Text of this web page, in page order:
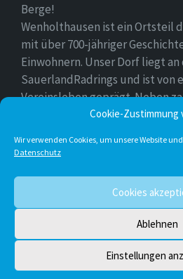
Cookie-Zustimmung
Wir verwenden Cookies, um unsere Website
Datenschutz
Cookies
Ablehnen
Einstellungen
Berge!
Wenholthausen ist ein Ortsteil
mit über 700-jähriger
Einwohnern. Unser Dorf liegt
SauerlandRadrings und ist von
Vereinsleben geprägt. Neben
Freizeitmöglichkeiten ist unser
Facebook
© 2026 Wenholthausen